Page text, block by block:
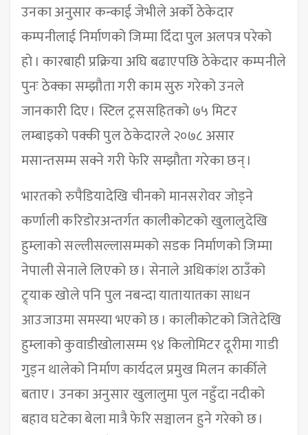
उनका अनुसार कन्काई जेभीले अर्को ठेकेदार
कम्पनीलाई निर्माणको जिम्मा दिँदा पुल अलपत्र परेको
हो । कारबाही प्रक्रिया अघि बढाएपछि ठेकेदार कम्पनीले
पुनः ठेक्का सम्झौता गरी काम सुरु गरेको उनले
जानकारी दिए । स्टिल ट्रससहितको ७५ मिटर
लम्बाइको पक्की पुल ठेकेदारले २०७८ असार
मसान्तसम्म सक्ने गरी फेरि सम्झौता गरेका छन् ।
भारतको रुपैडियादेखि चीनको मानसरोवर जोड्ने
कर्णाली करिडोरअन्तर्गत कालीकोटको खुलालुदेखि
हुम्लाको सल्लीसल्लासम्मको सडक निर्माणको जिम्मा
नेपाली सेनाले लिएको छ । सेनाले अधिकांश ठाउँको
ट्र्याक खोले पनि पुल नबन्दा यातायातका साधन
आउजाउमा समस्या भएको छ । कालीकोटको जितेदेखि
हुम्लाको कुवाडीखोलासम्म ९४ किलोमिटर दूरीमा गाडी
गुड्न थालेको निर्माण कार्यदल प्रमुख मिलन कार्कीले
बताए । उनका अनुसार खुलालुमा पुल नहुँदा नदीको
बहाव घटेका बेला मात्रै फेरि सञ्चालन हुने गरेको छ ।